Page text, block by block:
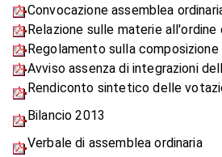
Convocazione assemblea
Relazione sulle materie all'ordine
Regolamento sulla
Avviso assenza di integrazioni
Rendiconto sintetico delle
Bilancio 2013
Verbale di assemblea ordinaria